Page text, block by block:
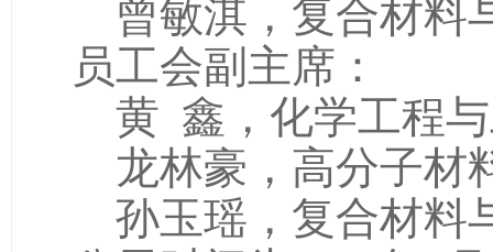
曾敏淇，复合材料
员工会副主席：
黄 鑫，化学工程与
龙林豪，高分子材
孙玉瑶，复合材料